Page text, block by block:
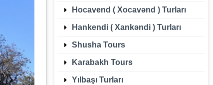
Hocavend ( Xocavənd ) Turları
Hankendi ( Xankəndi ) Turları
Shusha Tours
Karabakh Tours
Yılbaşı Turları